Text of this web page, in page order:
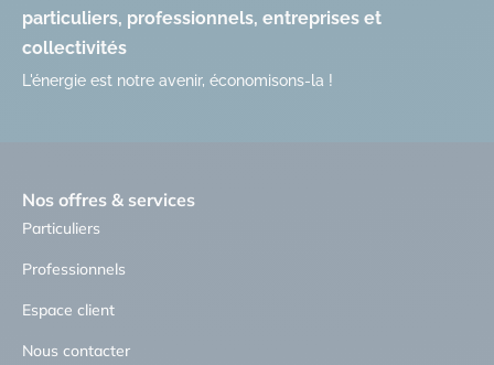
particuliers, professionnels, entreprises et
collectivités
L'énergie est notre avenir, économisons-la !
Nos offres & services
Particuliers
Professionnels
Espace client
Nous contacter